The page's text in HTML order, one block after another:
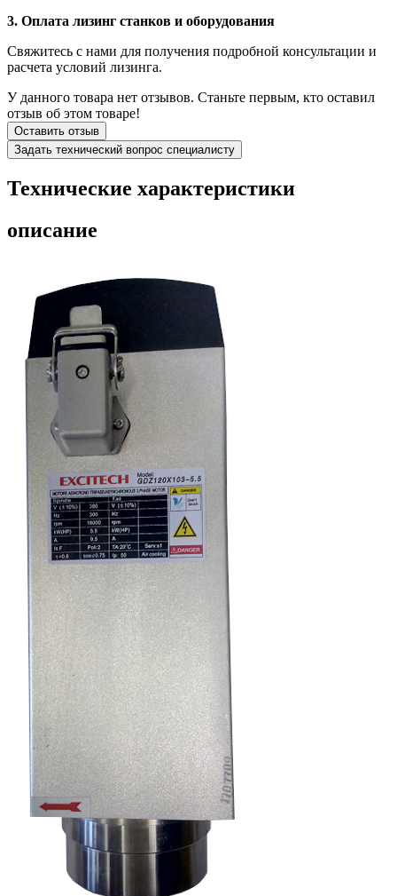
3. Оплата лизинг станков и оборудования
Свяжитесь с нами для получения подробной консультации и
расчета условий лизинга.
У данного товара нет отзывов. Станьте первым, кто оставил
отзыв об этом товаре!
Оставить отзыв
Задать технический вопрос специалисту
Технические характеристики
описание